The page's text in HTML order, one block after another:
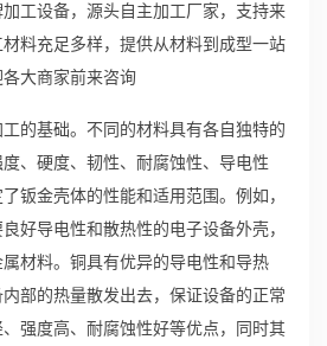
工设备，源头自主加工厂家，支持来
料充足多样，提供从材料到成型一站
大商家前来咨询
的基础。不同的材料具有各自独特的
、硬度、韧性、耐腐蚀性、导电性
钣金壳体的性能和适用范围。例如，
好导电性和散热性的电子设备外壳，
材料。铜具有优异的导电性和导热
部的热量散发出去，保证设备的正常
强度高、耐腐蚀性好等优点，同时其